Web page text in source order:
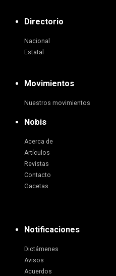
Directorio
Nacional
Estatal
Movimientos
Nuestros movimientos
Nobis
Acerca de
Artículos
Revistas
Contacto
Gacetas
Notificaciones
Dictámenes
Avisos
Acuerdos